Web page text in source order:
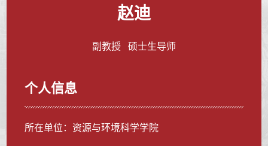
赵迪
副教授 硕士生导师
个人信息
所在单位：资源与环境科学学院